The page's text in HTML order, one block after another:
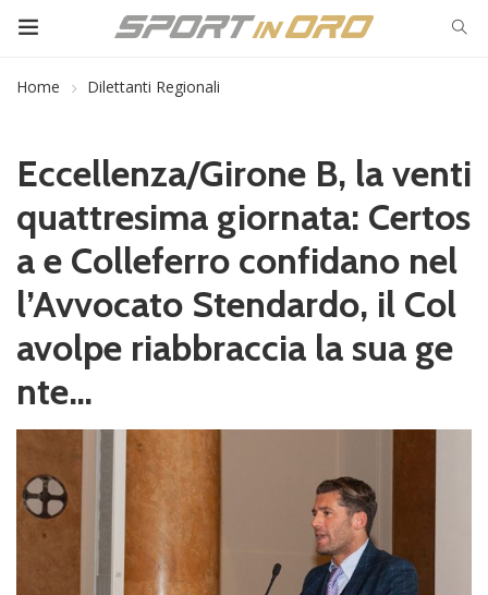
Home Dilettanti Regionali
Eccellenza/Girone B, la venti
quattresima giornata: Certos
a e Colleferro confidano nel
l’Avvocato Stendardo, il Col
avolpe riabbraccia la sua ge
nte…